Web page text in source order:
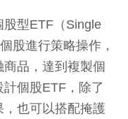
股型ETF（Single
股進行策略操作，
品，達到複製個
個股ETF，除了
也可以搭配掩護